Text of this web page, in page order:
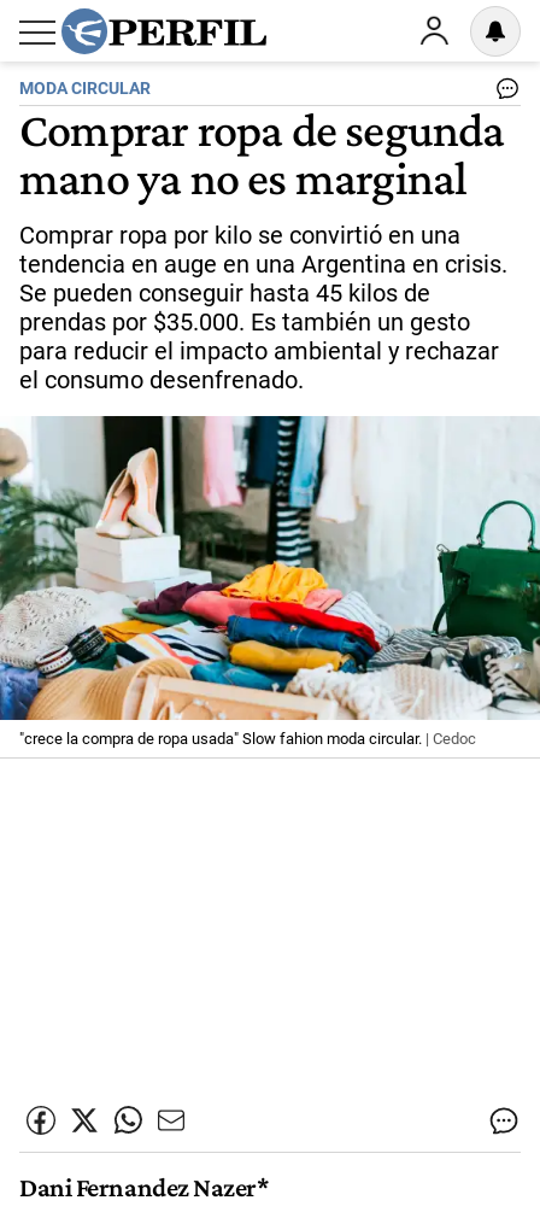
MODA CIRCULAR
Comprar ropa de segunda
mano ya no es marginal
Comprar ropa por kilo se convirtió en una
tendencia en auge en una Argentina en crisis.
Se pueden conseguir hasta 45 kilos de
prendas por $35.000. Es también un gesto
para reducir el impacto ambiental y rechazar
el consumo desenfrenado.
"crece la compra de ropa usada" Slow fahion moda circular. | Cedoc
Dani Fernandez Nazer*